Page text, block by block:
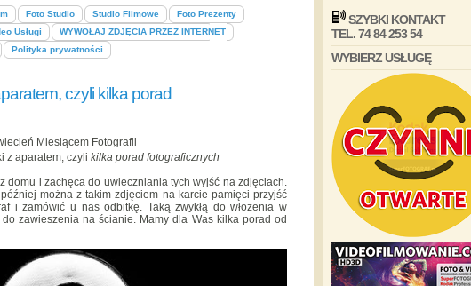
Foto Studio Studio Filmowe
Foto Prezenty
Usługi
WYWOŁAJ ZDJĘCIA PRZEZ INTERNET
Polityka prywatności
czyli kilka porad
Miesiącem Fotografii
z aparatem, czyli kilka porad fotograficznych
domu i zachęca do uwieczniania tych wyjść na zdjęciach.
można z takim zdjęciem na karcie pamięci przyjść
i zamówić u nas odbitkę. Taką zwykłą do włożenia w
zawieszenia na ścianie. Mamy dla Was kilka porad od
SZYBKI KONTAKT
TEL. 74 84 253 54
WYBIERZ USŁUGĘ